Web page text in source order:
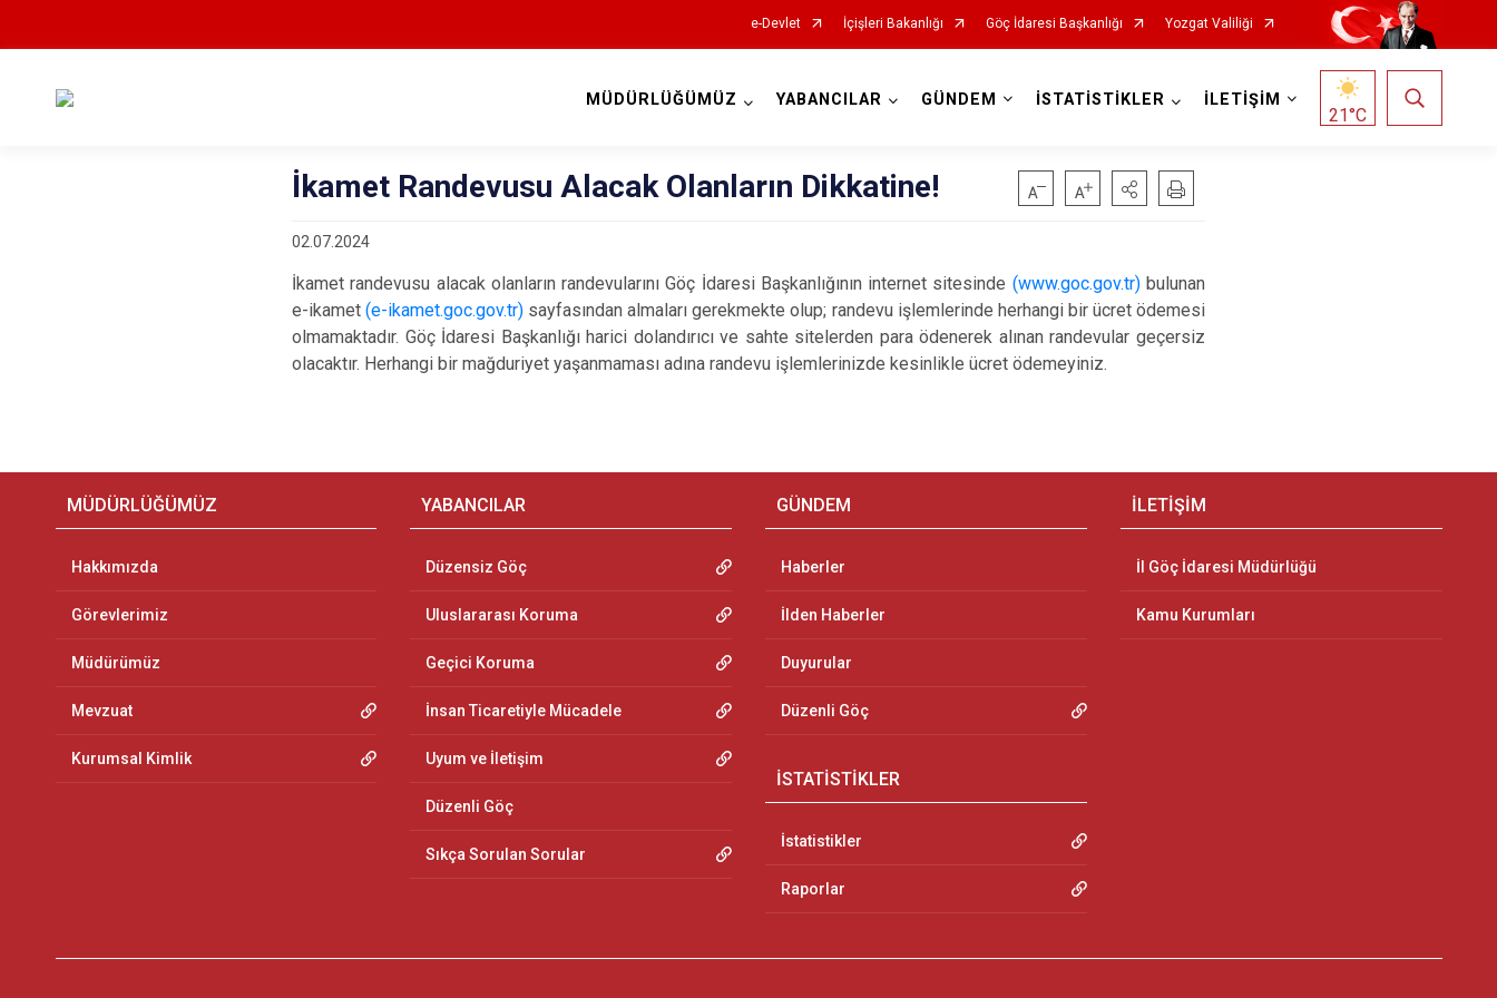
e-Devlet İçişleri Bakanlığı Göç İdaresi Başkanlığı Yozgat Valiliği
MÜDÜRLÜĞÜMÜZ YABANCILAR GÜNDEM İSTATİSTİKLER İLETİŞİM
21°C
İkamet Randevusu Alacak Olanların Dikkatine!
02.07.2024
İkamet randevusu alacak olanların randevularını Göç İdaresi Başkanlığının internet sitesinde (www.goc.gov.tr)bulunan
e-ikamet(e-ikamet.goc.gov.tr) sayfasından almaları gerekmekte olup; randevu işlemlerinde herhangi bir ücret ödemesi
olmamaktadır. Göç İdaresi Başkanlığı harici dolandırıcı ve sahte sitelerden para ödenerek alınan randevular geçersiz
olacaktır. Herhangi bir mağduriyet yaşanmaması adına randevu işlemlerinizde kesinlikle ücret ödemeyiniz.
MÜDÜRLÜĞÜMÜZ
Hakkımızda
Görevlerimiz
Müdürümüz
Mevzuat
Kurumsal Kimlik
YABANCILAR
Düzensiz Göç
Uluslararası Koruma
Geçici Koruma
İnsan Ticaretiyle Mücadele
Uyum ve İletişim
Düzenli Göç
Sıkça Sorulan Sorular
GÜNDEM
Haberler
İlden Haberler
Duyurular
Düzenli Göç
İSTATİSTİKLER
İstatistikler
Raporlar
İLETİŞİM
İl Göç İdaresi Müdürlüğü
Kamu Kurumları